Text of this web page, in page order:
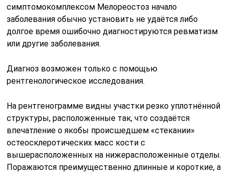
симптомокомплексом Мелореостоз начало
заболевания обычно установить не удаётся либо
долгое время ошибочно диагностируются ревматизм
или другие заболевания.
Диагноз возможен только с помощью
рентгенологическое исследования.
На рентгенограмме видны участки резко уплотнённой
структуры, расположенные так, что создаётся
впечатление о якобы происшедшем «стекании»
остеосклеротических масс кости с
вышерасположенных на нижерасположенные отделы.
Поражаются преимущественно длинные и короткие, а